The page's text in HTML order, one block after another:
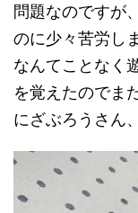
問題なのですが
のに少々苦労し
なんてことなく
を覚えたのでま
にざぶろうさん